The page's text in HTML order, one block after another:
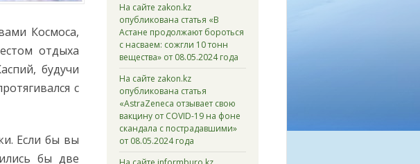
Космоса,
отдыха
будучи
с
Если бы вы
бы две
На сайте zakon.kz
опубликована статья «В
Астане продолжают бороться
с насваем: сожгли 10 тонн
вещества» от 08.05.2024 года
На сайте zakon.kz
опубликована статья
«AstraZeneca отзывает свою
вакцину от COVID-19 на фоне
скандала с пострадавшими»
от 08.05.2024 года